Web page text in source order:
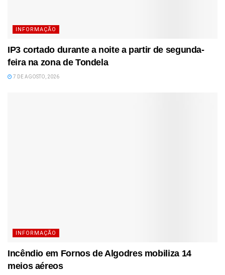
INFORMAÇÃO
IP3 cortado durante a noite a partir de segunda-
feira na zona de Tondela
7 DE AGOSTO, 2026
INFORMAÇÃO
Incêndio em Fornos de Algodres mobiliza 14
meios aéreos